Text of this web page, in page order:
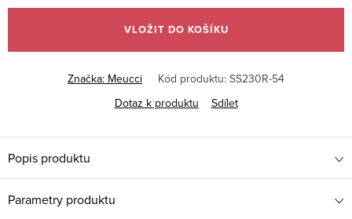
cena:
VLOŽIT DO KOŠÍKU
Značka: Meucci Kód produktu: SS230R-54
Dotaz k produktu
Sdílet
Popis produktu
Parametry produktu